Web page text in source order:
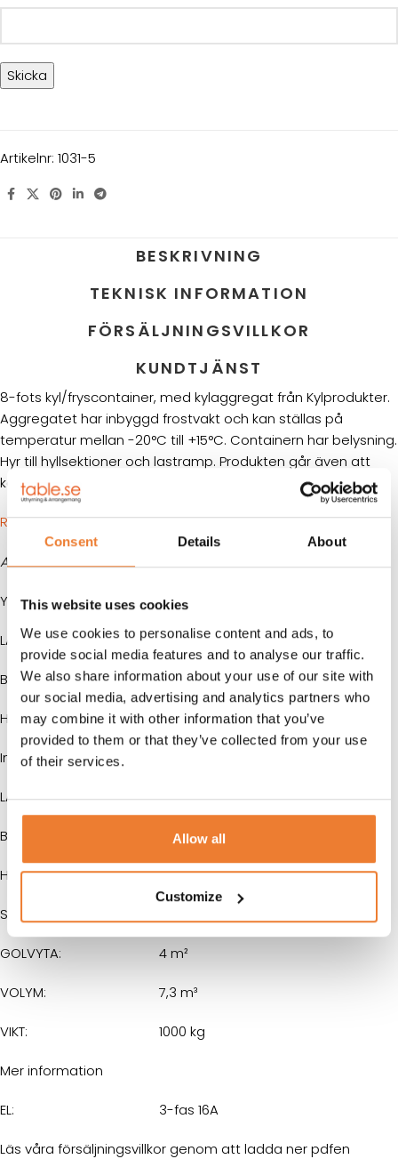
Consent Details About
This website uses cookies
We use cookies to personalise content and ads, to
provide social media features and to analyse our traffic.
We also share information about your use of our site with
our social media, advertising and analytics partners who
may combine it with other information that you’ve
provided to them or that they’ve collected from your use
of their services.
Allow all
Customize
Artikelnr: 1031-5
BESKRIVNING
TEKNISK INFORMATION
FÖRSÄLJNINGSVILLKOR
KUNDTJÄNST
8-fots kyl/fryscontainer, med kylaggregat från Kylprodukter.
Aggregatet har inbyggd frostvakt och kan ställas på
temperatur mellan -20°C till +15°C. Containern har belysning.
Hyr till hyllsektioner och lastramp. Produkten går även att
köpas som endast kylcontainer.
RITNING
Alla mått är ungefärliga.
Yttermått:
LÄNGD: 2740 mm
BREDD: 2200 mm
HÖJD: 2050 mm
Innermått
LÄNGD: 2100 mm
BREDD: 1870 mm
HÖJD: 1850 mm
Storlek
GOLVYTA: 4 m²
VOLYM: 7,3 m³
VIKT: 1000 kg
Mer information
EL: 3-fas 16A
Läs våra försäljningsvillkor genom att ladda ner pdfen